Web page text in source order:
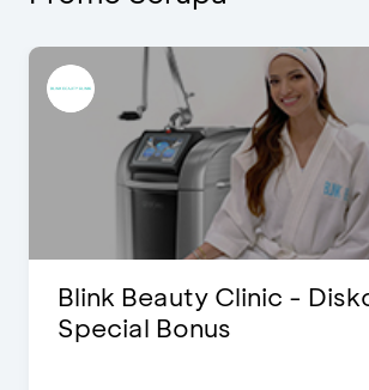
Blink Beauty Clinic -
Special Bonus